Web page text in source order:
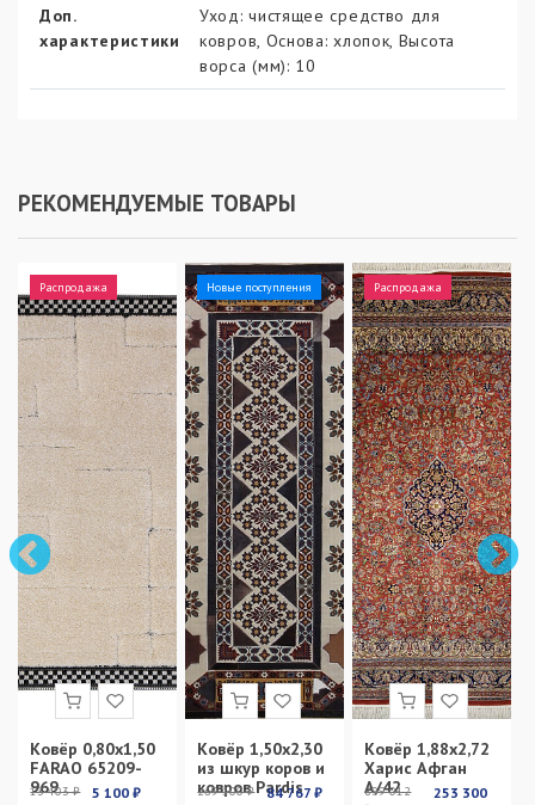
Доп.
характеристики
Уход: чистящее средство для
ковров, Основа: хлопок, Высота
ворса (мм): 10
РЕКОМЕНДУЕМЫЕ ТОВАРЫ
Распродажа
Ковёр 0,80х1,50
FARAO 65209-
969
13 403 ₽ 5 100 ₽
Новые поступления
Ковёр 1,50х2,30
из шкур коров и
ковров Pardis
269 100 ₽ 84 767 ₽
Распродажа
Ковёр 1,88х2,72
Харис Афган
А/42
899 012
253 300